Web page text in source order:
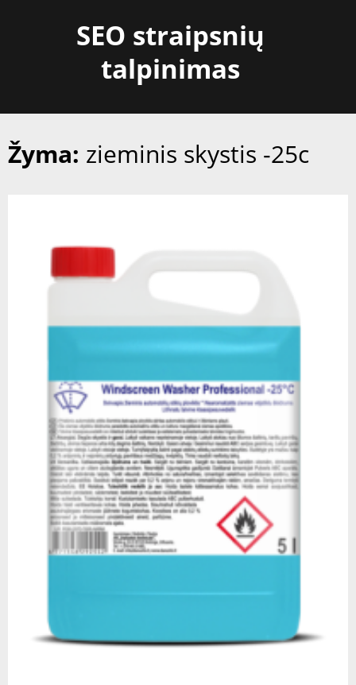
SEO straipsnių
talpinimas
Žyma: zieminis skystis -25c